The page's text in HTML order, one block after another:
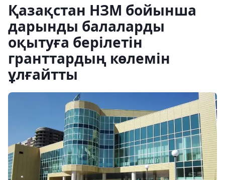
Қазақстан НЗМ бойынша
дарынды балаларды
оқытуға берілетін
гранттардың көлемін
ұлғайтты